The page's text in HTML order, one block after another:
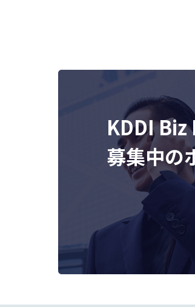
KDDI Biz
募集中の